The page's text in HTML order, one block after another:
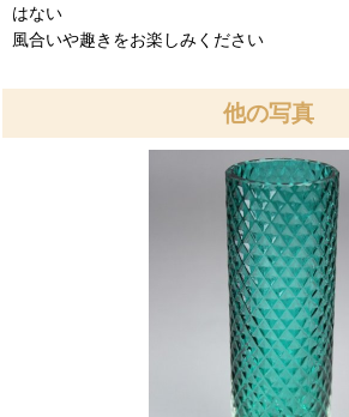
はない
風合いや趣きをお楽しみください
他の写真